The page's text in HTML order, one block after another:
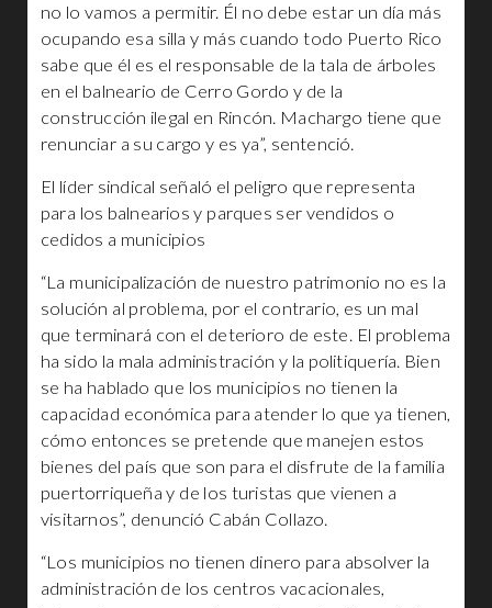
no lo vamos a permitir. Él no debe estar un día más
ocupando esa silla y más cuando todo Puerto Rico
sabe que él es el responsable de la tala de árboles
en el balneario de Cerro Gordo y de la
construcción ilegal en Rincón. Machargo tiene que
renunciar a su cargo y es ya”, sentenció.
El líder sindical señaló el peligro que representa
para los balnearios y parques ser vendidos o
cedidos a municipios
“La municipalización de nuestro patrimonio no es la
solución al problema, por el contrario, es un mal
que terminará con el deterioro de este. El problema
ha sido la mala administración y la politiquería. Bien
se ha hablado que los municipios no tienen la
capacidad económica para atender lo que ya tienen,
cómo entonces se pretende que manejen estos
bienes del país que son para el disfrute de la familia
puertorriqueña y de los turistas que vienen a
visitarnos”, denunció Cabán Collazo.
“Los municipios no tienen dinero para absolver la
administración de los centros vacacionales,